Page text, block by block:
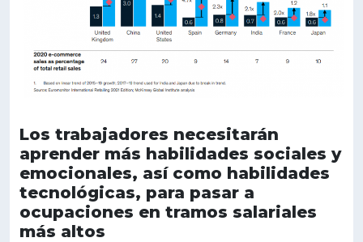
Los trabajadores necesitarán
aprender más habilidades sociales y
emocionales, así como habilidades
tecnológicas, para pasar a
ocupaciones en tramos salariales
más altos